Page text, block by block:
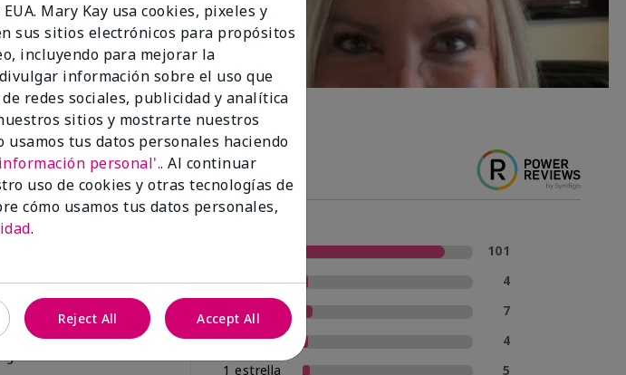
a un
101
4 estrellas
4
3 estrellas
7
2 estrellas
4
1 estrella
5
Mary Kay usa cookies, pixeles y
sus sitios electrónicos para propósitos
incluyendo para mejorar la
información sobre el uso que
redes sociales, publicidad y analítica
sitios y mostrarte nuestros
usamos tus datos personales haciendo
personal'.. Al continuar
uso de cookies y otras tecnologías de
cómo usamos tus datos personales,
.
Reject All Accept All